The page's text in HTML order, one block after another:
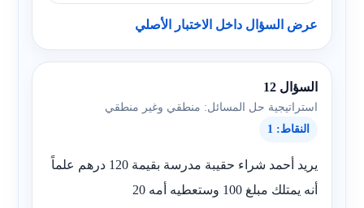
عرض السؤال داخل الاختبار الأصلي
السؤال 12
استراتيجية حل المسائل: منطقي وغير منطقي
النقاط: 1
يريد أحمد شراء حقيبة مدرسة بقيمة 120 درهم علماً
أنه يمتلك مبلغ 100 وستعطيه أمه 20